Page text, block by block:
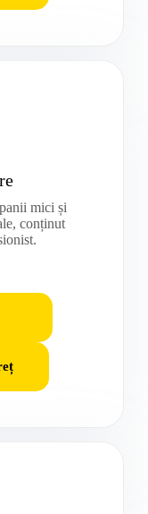
mici și
conținut